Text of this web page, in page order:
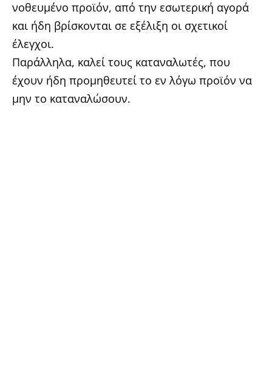
νοθευμένο προϊόν, από την εσωτερική αγορά
και ήδη βρίσκονται σε εξέλιξη οι σχετικοί
έλεγχοι.
Παράλληλα, καλεί τους καταναλωτές, που
έχουν ήδη προμηθευτεί το εν λόγω προϊόν να
μην το καταναλώσουν.